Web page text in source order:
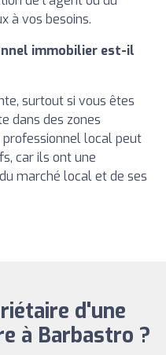
à vos besoins.
immobilier est-il
surtout si vous êtes
dans des zones
local peut
car ils ont une
marché local et de ses
d'une
à Barbastro ?